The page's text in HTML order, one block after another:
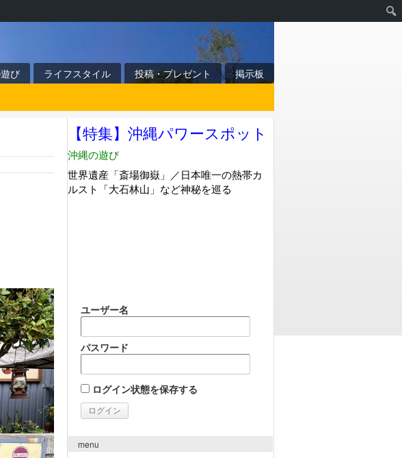
び ライフスタイル 投稿・プレゼント
掲示板
ユーザー名
パスワード
ログイン状態を保存する
menu